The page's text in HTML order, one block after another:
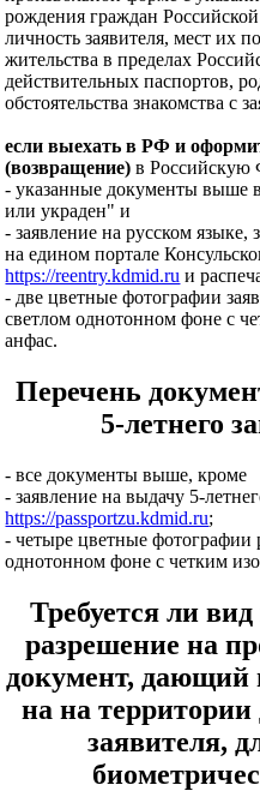
рождения граждан
личность заявителя, мест их
жительства в пределах
действительных паспортов,
обстоятельства знакомства с
если выехать в РФ и
(возвращение) в
- указанные документы выше
или украден" и
- заявление на русском
на едином портале
https://reentry.kdmid.ru и
- две цветные фотографии
светлом однотонном фоне с
анфас.
Перечень
5-летнего
- все документы выше, кроме
- заявление на выдачу 5-
https://passportzu.kdmid.ru;
- четыре цветные фотографии
однотонном фоне с четким
Требуется ли
разрешение на
документ, дающий
на на территории
заявителя,